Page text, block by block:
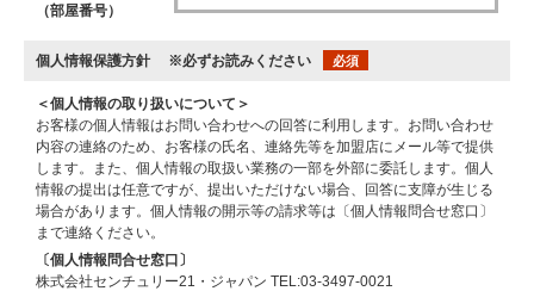
（部屋番号）
個人情報保護方針 ※必ずお読みください 必須
＜個人情報の取り扱いについて＞
お客様の個人情報はお問い合わせへの回答に利用します。お問い合わせ
内容の連絡のため、お客様の氏名、連絡先等を加盟店にメール等で提供
します。また、個人情報の取扱い業務の一部を外部に委託します。個人
情報の提出は任意ですが、提出いただけない場合、回答に支障が生じる
場合があります。個人情報の開示等の請求等は〔個人情報問合せ窓口〕
まで連絡ください。
〔個人情報問合せ窓口〕
株式会社センチュリー21・ジャパン TEL:03-3497-0021